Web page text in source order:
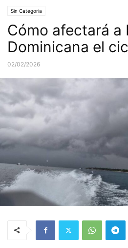
Sin Categoría
Cómo afectará a
Dominicana el
02/02/2026